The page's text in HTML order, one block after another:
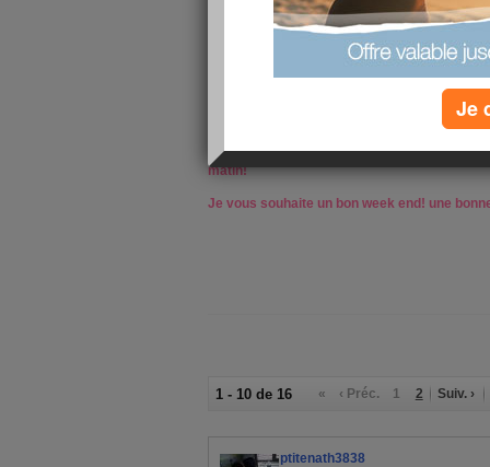
On verra la semaine prochaine si je
Voilà sinon 2 cours supplémentaires à mon
semaine selon les difficultés avec le cours!
me garder ^^ parce que je suis gentille, pas
Donc ma pédagogie est bonne ^^ ça me
Sinon bon week end en perspective avec
un pote, ça va pas être très diet mais je me
matin!
Je vous souhaite un bon week end! une
1 - 10 de 16 « ‹ Préc. 1 2 Suiv. ›
ptitenath3838
Je